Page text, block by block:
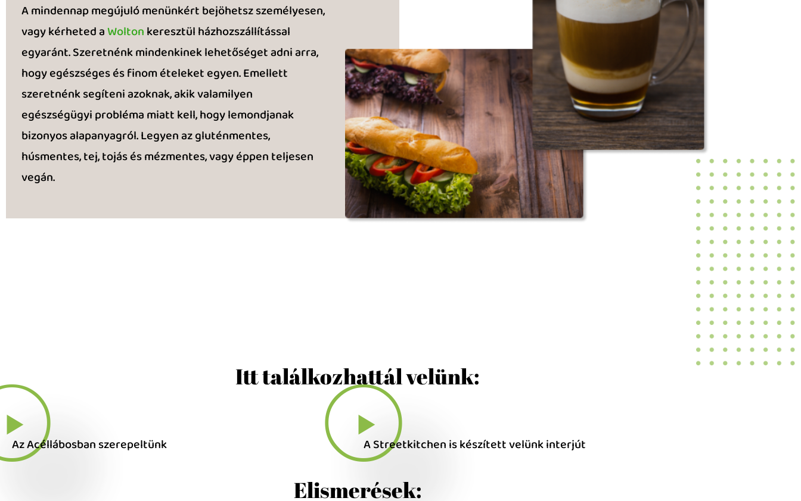
A mindennap megújuló menünkért bejöhetsz személyesen,
vagy kérheted aWoltonkeresztül házhozszállítással
egyaránt. Szeretnénk mindenkinek lehetőséget adni arra,
hogy egészséges és finom ételeket egyen. Emellett
szeretnénk segíteni azoknak, akik valamilyen
egészségügyi probléma miatt kell, hogy lemondjanak
bizonyos alapanyagról. Legyen az gluténmentes,
húsmentes, tej, tojás és mézmentes, vagy éppen teljesen
vegán.
Itt találkozhattál velünk:
Az Acéllábosban szerepeltünk A Streetkitchen is készített velünk interjút
Elismerések: